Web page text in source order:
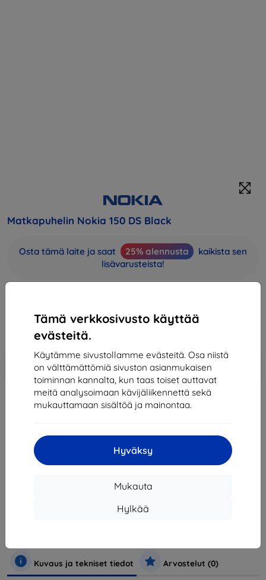
Tämä verkkosivusto käyttää
evästeitä.
Käytämme sivustollamme evästeitä. Osa niistä
on välttämättömiä sivuston asianmukaisen
toiminnan kannalta, kun taas toiset auttavat
meitä analysoimaan kävijäliikennettä sekä
mukauttamaan sisältöä ja mainontaa.
Hyväksy
Mukauta
Hylkää
Matkapuhelin Nokia 150 DS Black
Osta tämä laite ja saat 25% alennusta
kaikista sen
lisävarusteista!
37,71 €
Hinta ilman ALV:tä30,41 €
-10%
Alennus kupongilla
EXTRA10
Lisää
ostoskoriin
Loppuunmyyty
Kuvaus ja tekniset tiedot Arvostelut (0)